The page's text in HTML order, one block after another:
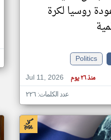
روسيا لكرة
Politics
Jul 11, 2026
منذ ٢٦ يوم
عدد الكلمات: ٢٢٦